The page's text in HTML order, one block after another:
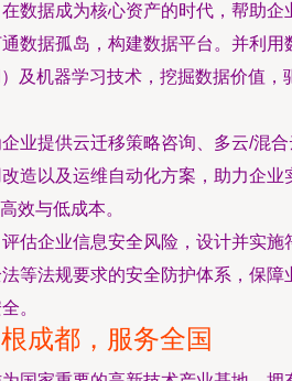
数据成为核心资产的时代，帮助企
数据孤岛，构建数据平台。并利用
及机器学习技术，挖掘数据价值，
业提供云迁移策略咨询、多云/混合
造以及运维自动化方案，助力企业
效与低成本。
评估企业信息安全风险，设计并实施
等法规要求的安全防护体系，保障
。
成都，服务全国